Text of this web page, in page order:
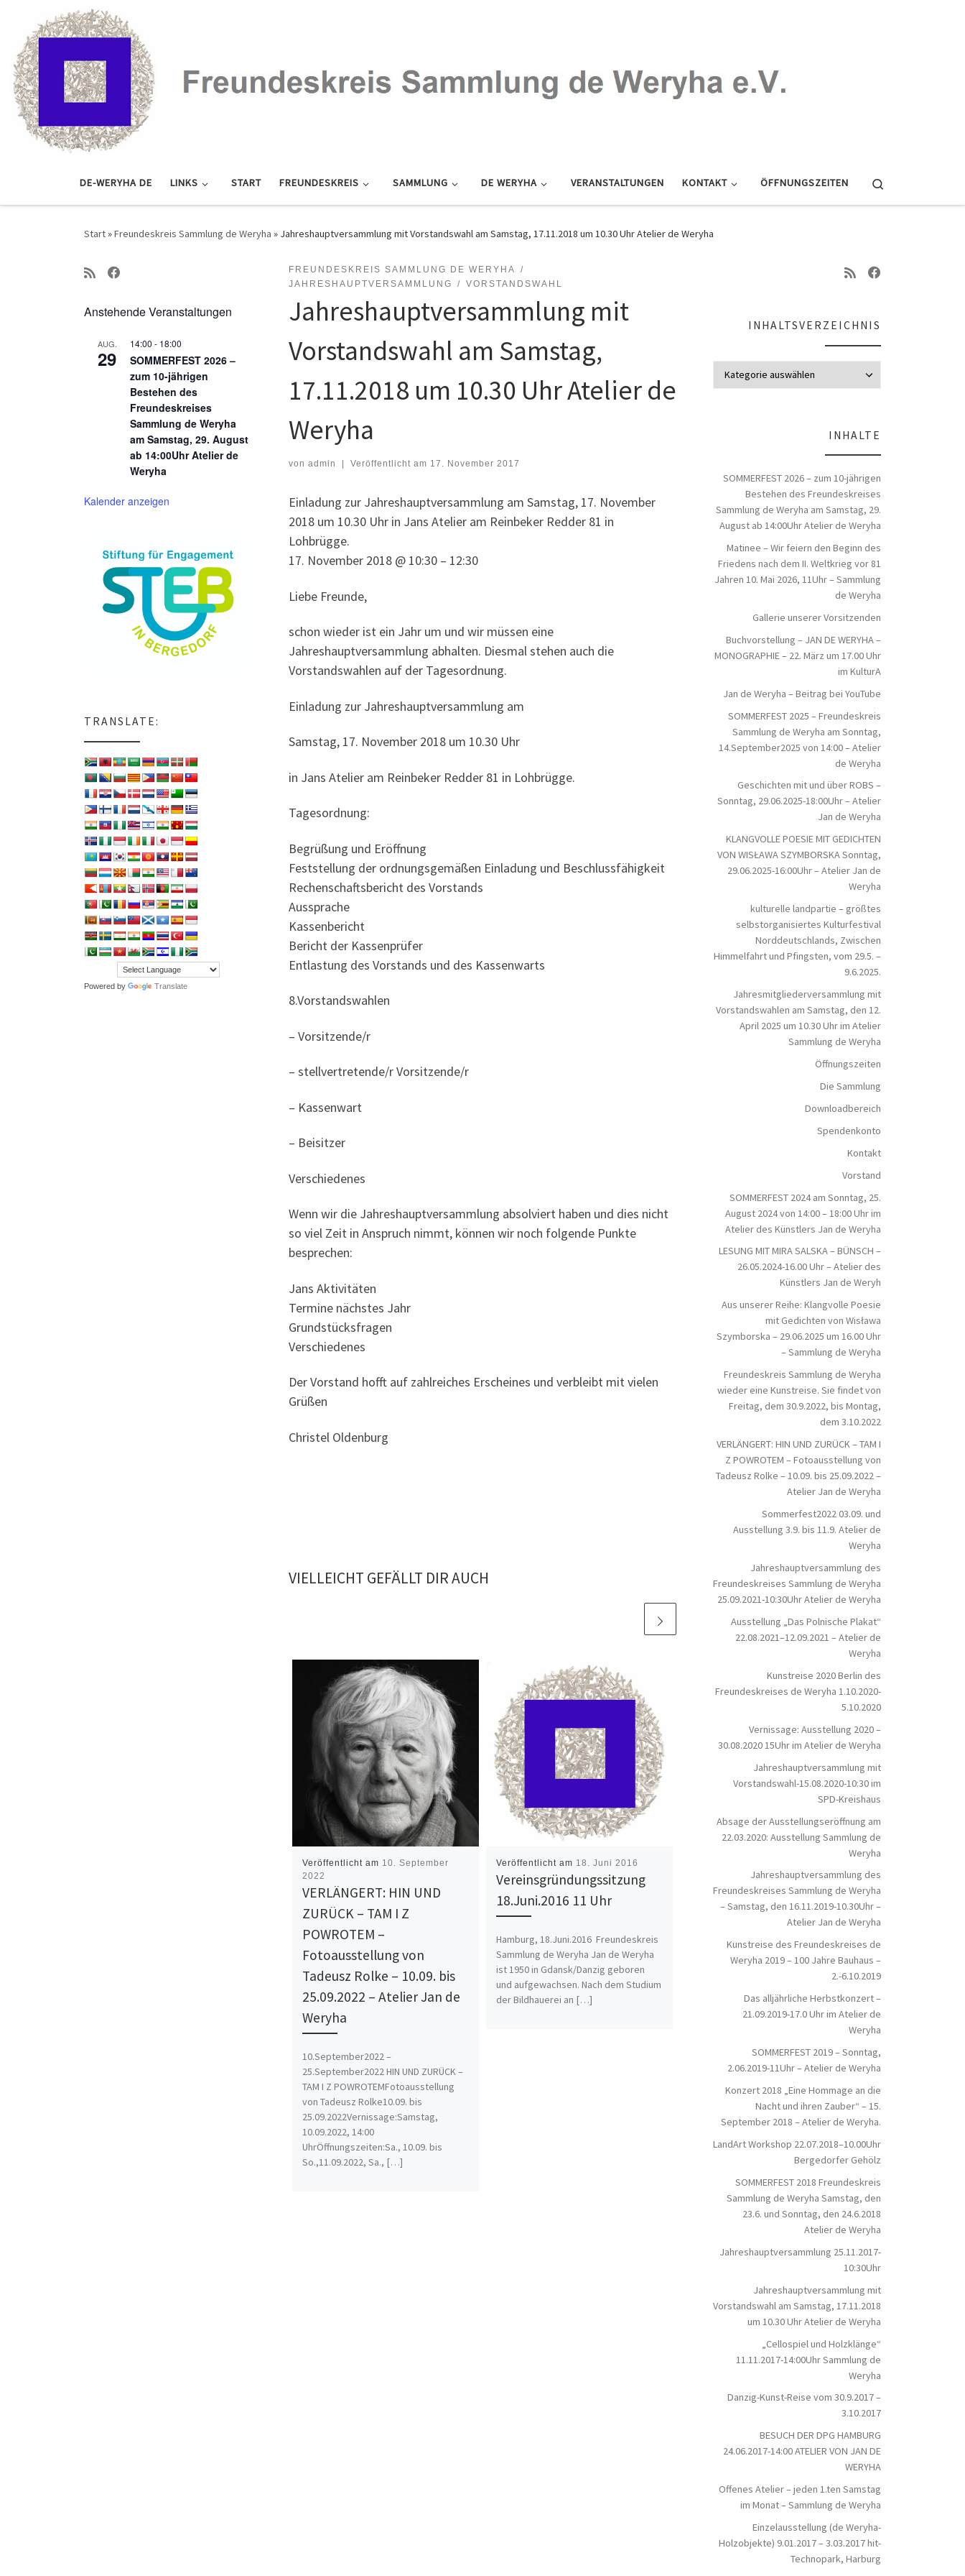
Zum Inhalt springen
DE-WERYHA DE LINKS START FREUNDESKREIS SAMMLUNG DE WERYHA VERANSTALTUNGEN KONTAKT ÖFFNUNGSZEITEN
Start»Freundeskreis Sammlung de Weryha » Jahreshauptversammlung mit Vorstandswahl am Samstag, 17.11.2018 um 10.30 Uhr Atelier de Weryha
FREUNDESKREIS SAMMLUNG DE WERYHA
JAHRESHAUPTVERSAMMLUNG
VORSTANDSWAHL
Jahreshauptversammlung mit
Vorstandswahl am Samstag,
17.11.2018 um 10.30 Uhr Atelier de
Weryha
von admin Veröffentlicht am 17. November 2017
Einladung zur Jahreshauptversammlung am Samstag, 17. November
2018 um 10.30 Uhr in Jans Atelier am Reinbeker Redder 81 in
Lohbrügge.
17. November 2018 @ 10:30 – 12:30
Liebe Freunde,
schon wieder ist ein Jahr um und wir müssen eine
Jahreshauptversammlung abhalten. Diesmal stehen auch die
Vorstandswahlen auf der Tagesordnung.
Einladung zur Jahreshauptversammlung am
Samstag, 17. November 2018 um 10.30 Uhr
in Jans Atelier am Reinbeker Redder 81 in Lohbrügge.
Tagesordnung:
Begrüßung und Eröffnung
Feststellung der ordnungsgemäßen Einladung und Beschlussfähigkeit
Rechenschaftsbericht des Vorstands
Aussprache
Kassenbericht
Bericht der Kassenprüfer
Entlastung des Vorstands und des Kassenwarts
8.Vorstandswahlen
– Vorsitzende/r
– stellvertretende/r Vorsitzende/r
– Kassenwart
– Beisitzer
Verschiedenes
Wenn wir die Jahreshauptversammlung absolviert haben und dies nicht
so viel Zeit in Anspruch nimmt, können wir noch folgende Punkte
besprechen:
Jans Aktivitäten
Termine nächstes Jahr
Grundstücksfragen
Verschiedenes
Der Vorstand hofft auf zahlreiches Erscheines und verbleibt mit vielen
Grüßen
Christel Oldenburg
VIELLEICHT GEFÄLLT DIR AUCH
Veröffentlicht am 10. September
2022
VERLÄNGERT: HIN UND
ZURÜCK – TAM I Z
POWROTEM –
Fotoausstellung von
Tadeusz Rolke – 10.09. bis
25.09.2022 – Atelier Jan de
Weryha
10.September2022 –
25.September2022 HIN UND ZURÜCK –
TAM I Z POWROTEMFotoausstellung
von Tadeusz Rolke10.09. bis
25.09.2022Vernissage:Samstag,
10.09.2022, 14:00
UhrÖffnungszeiten:Sa., 10.09. bis
So.,11.09.2022, Sa., […]
Veröffentlicht am 18. Juni 2016
Vereinsgründungssitzung
18.Juni.2016 11 Uhr
Hamburg, 18.Juni.2016 Freundeskreis
Sammlung de Weryha Jan de Weryha
ist 1950 in Gdansk/Danzig geboren
und aufgewachsen. Nach dem Studium
der Bildhauerei an […]
Offenes Atelier – jeden
1.ten Samstag im Monat –
Sammlung de Weryha
jeden 1.ten Samstag im Monat zum
Offenes Atelier – Sa. 05.05.2017 – 11
Anstehende Veranstaltungen
AUG.
29
14:00 - 18:00
SOMMERFEST 2026 –
zum 10-jährigen
Bestehen des
Freundeskreises
Sammlung de Weryha
am Samstag, 29. August
ab 14:00Uhr Atelier de
Weryha
Kalender anzeigen
TRANSLATE:
Powered by Translate
INHALTSVERZEICHNIS
INHALTE
SOMMERFEST 2026 – zum 10-jährigen
Bestehen des Freundeskreises
Sammlung de Weryha am Samstag, 29.
August ab 14:00Uhr Atelier de Weryha
Matinee – Wir feiern den Beginn des
Friedens nach dem II. Weltkrieg vor 81
Jahren 10. Mai 2026, 11Uhr – Sammlung
de Weryha
Gallerie unserer Vorsitzenden
Buchvorstellung – JAN DE WERYHA –
MONOGRAPHIE – 22. März um 17.00 Uhr
im KulturA
Jan de Weryha – Beitrag bei YouTube
SOMMERFEST 2025 – Freundeskreis
Sammlung de Weryha am Sonntag,
14.September2025 von 14:00 – Atelier
de Weryha
Geschichten mit und über ROBS –
Sonntag, 29.06.2025-18:00Uhr – Atelier
Jan de Weryha
KLANGVOLLE POESIE MIT GEDICHTEN
VON WISŁAWA SZYMBORSKA Sonntag,
29.06.2025-16:00Uhr – Atelier Jan de
Weryha
kulturelle landpartie – größtes
selbstorganisiertes Kulturfestival
Norddeutschlands, Zwischen
Himmelfahrt und Pfingsten, vom 29.5. –
9.6.2025.
Jahresmitgliederversammlung mit
Vorstandswahlen am Samstag, den 12.
April 2025 um 10.30 Uhr im Atelier
Sammlung de Weryha
Öffnungszeiten
Die Sammlung
Downloadbereich
Spendenkonto
Kontakt
Vorstand
SOMMERFEST 2024 am Sonntag, 25.
August 2024 von 14:00 – 18:00 Uhr im
Atelier des Künstlers Jan de Weryha
LESUNG MIT MIRA SALSKA – BÜNSCH –
26.05.2024-16.00 Uhr – Atelier des
Künstlers Jan de Weryh
Aus unserer Reihe: Klangvolle Poesie
mit Gedichten von Wisława
Szymborska – 29.06.2025 um 16.00 Uhr
– Sammlung de Weryha
Freundeskreis Sammlung de Weryha
wieder eine Kunstreise. Sie findet von
Freitag, dem 30.9.2022, bis Montag,
dem 3.10.2022
VERLÄNGERT: HIN UND ZURÜCK – TAM I
Z POWROTEM – Fotoausstellung von
Tadeusz Rolke – 10.09. bis 25.09.2022 –
Atelier Jan de Weryha
Sommerfest2022 03.09. und
Ausstellung 3.9. bis 11.9. Atelier de
Weryha
Jahreshauptversammlung des
Freundeskreises Sammlung de Weryha
25.09.2021-10:30Uhr Atelier de Weryha
Ausstellung „Das Polnische Plakat“
22.08.2021–12.09.2021 – Atelier de
Weryha
Kunstreise 2020 Berlin des
Freundeskreises de Weryha 1.10.2020-
5.10.2020
Vernissage: Ausstellung 2020 –
30.08.2020 15Uhr im Atelier de Weryha
Jahreshauptversammlung mit
Vorstandswahl-15.08.2020-10:30 im
SPD-Kreishaus
Absage der Ausstellungseröffnung am
22.03.2020: Ausstellung Sammlung de
Weryha
Jahreshauptversammlung des
Freundeskreises Sammlung de Weryha
– Samstag, den 16.11.2019-10.30Uhr –
Atelier Jan de Weryha
Kunstreise des Freundeskreises de
Weryha 2019 – 100 Jahre Bauhaus –
2.-6.10.2019
Das alljährliche Herbstkonzert –
21.09.2019-17.0 Uhr im Atelier de
Weryha
SOMMERFEST 2019 – Sonntag,
2.06.2019-11Uhr – Atelier de Weryha
Konzert 2018 „Eine Hommage an die
Nacht und ihren Zauber“ – 15.
September 2018 – Atelier de Weryha.
LandArt Workshop 22.07.2018–10.00Uhr
Bergedorfer Gehölz
SOMMERFEST 2018 Freundeskreis
Sammlung de Weryha Samstag, den
23.6. und Sonntag, den 24.6.2018
Atelier de Weryha
Jahreshauptversammlung 25.11.2017-
10:30Uhr
Jahreshauptversammlung mit
Vorstandswahl am Samstag, 17.11.2018
um 10.30 Uhr Atelier de Weryha
„Cellospiel und Holzklänge“
11.11.2017-14:00Uhr Sammlung de
Weryha
Danzig-Kunst-Reise vom 30.9.2017 –
3.10.2017
BESUCH DER DPG HAMBURG
24.06.2017-14:00 ATELIER VON JAN DE
WERYHA
Offenes Atelier – jeden 1.ten Samstag
im Monat – Sammlung de Weryha
Einzelausstellung (de Weryha-
Holzobjekte) 9.01.2017 – 3.03.2017 hit-
Technopark, Harburg